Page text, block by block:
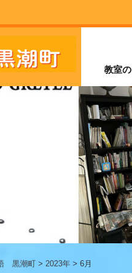
教室
黒潮町 > 2023年 > 6月